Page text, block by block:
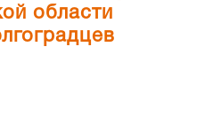
области